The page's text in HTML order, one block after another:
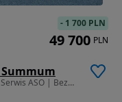
Summum
1969 cm3 • 306 KM • | Pierwszy właściciel | Serwis ASO | Bezwypadkowy |
- 1 700 PLN
49 700 PLN